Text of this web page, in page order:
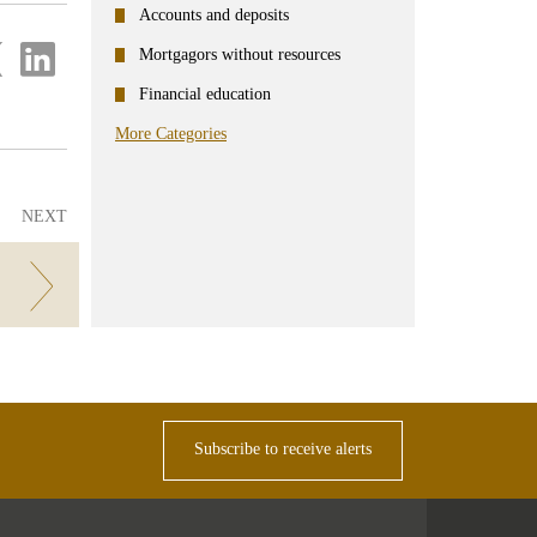
Share
on
NEXT
Accounts and deposits
Mortgagors without resources
Financial education
More Categories
Subscribe to receive alerts